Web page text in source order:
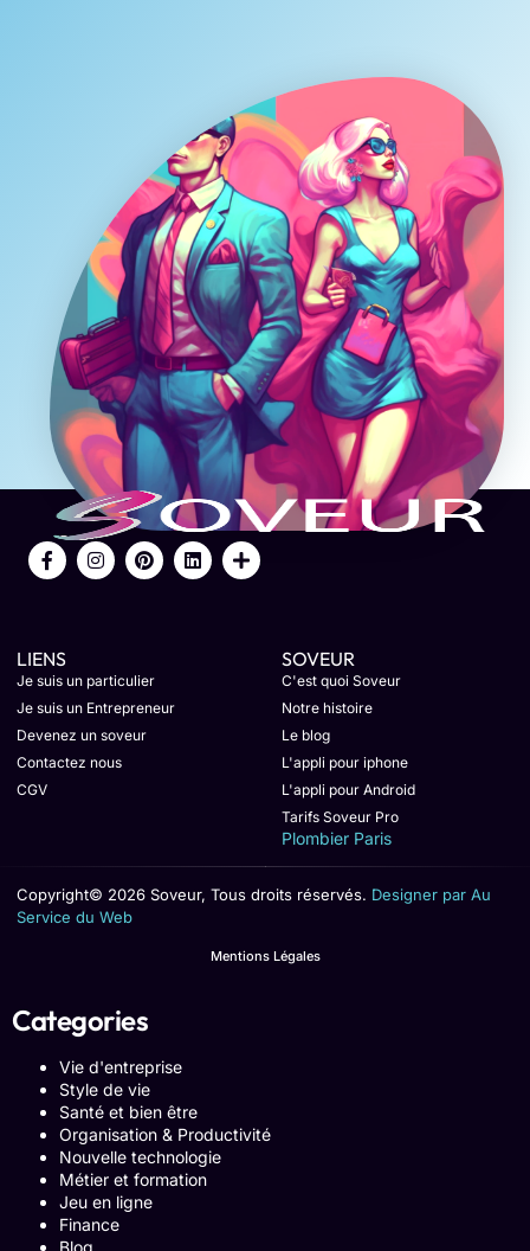
LIENS
Je suis un particulier
Je suis un Entrepreneur
Devenez un soveur
Contactez nous
CGV
SOVEUR
C'est quoi Soveur
Notre histoire
Le blog
L'appli pour iphone
L'appli pour Android
Tarifs Soveur Pro
Plombier Paris
Copyright© 2026 Soveur, Tous droits réservés. Designer par Au
Service du Web
Mentions Légales
Categories
Vie d'entreprise
Style de vie
Santé et bien être
Organisation & Productivité
Nouvelle technologie
Métier et formation
Jeu en ligne
Finance
Blog